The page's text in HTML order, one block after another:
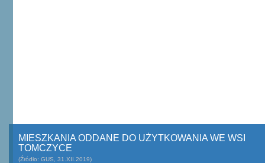
MIESZKANIA ODDANE DO UŻYTKOWANIA WE WSI
TOMCZYCE
(Źródło: GUS, 31.XII.2019)